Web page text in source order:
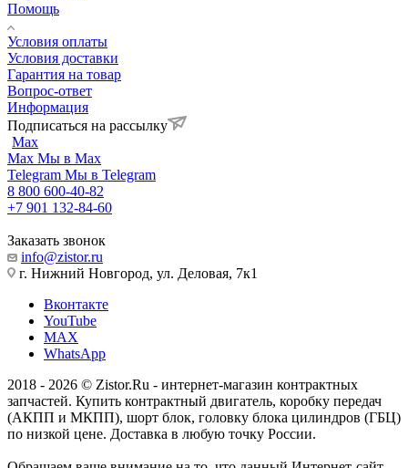
Помощь
Условия оплаты
Условия доставки
Гарантия на товар
Вопрос-ответ
Информация
Подписаться на рассылку
Max
Max Мы в Max
Telegram Мы в Telegram
8 800 600-40-82
+7 901 132-84-60
Заказать звонок
info@zistor.ru
г. Нижний Новгород, ул. Деловая, 7к1
Вконтакте
YouTube
MAX
WhatsApp
2018 - 2026 © Zistor.Ru - интернет-магазин контрактных
запчастей. Купить контрактный двигатель, коробку передач
(АКПП и МКПП), шорт блок, головку блока цилиндров (ГБЦ)
по низкой цене. Доставка в любую точку России.